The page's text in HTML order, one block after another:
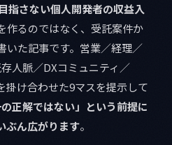
指さない個人開発者の収益入
作るのではなく、受託案件か
いた記事です。営業／経理／
人脈／DXコミュニティ／
掛け合わせた9マスを提示して
の正解ではない」という前提に
ぶん広がります。